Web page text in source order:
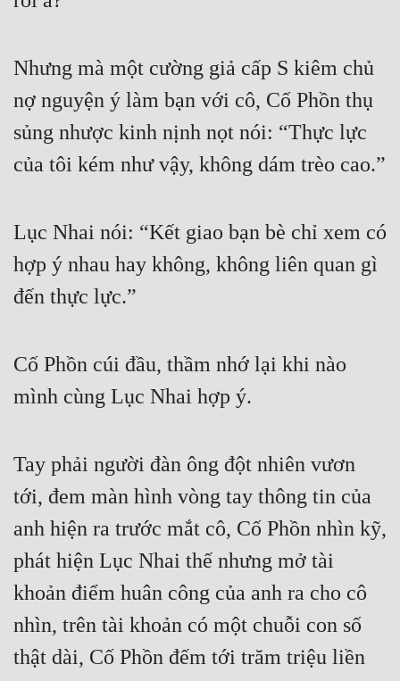
Vô Địch
Võng Du
Xuyên Không
Xuyên Thư
Điền Văn
Đô Thị
Đông Phương Huyền Huyễn
Đồng Nhân
Cẩu Đạo Trường Sinh
Ngự Thú
Truyện Nam
Truyện Nữ
Nhưng mà một cường giả cấp S kiêm chủ
nợ nguyện ý làm bạn với cô, Cố Phồn thụ
sủng nhược kinh nịnh nọt nói: “Thực lực
của tôi kém như vậy, không dám trèo cao.”
Lục Nhai nói: “Kết giao bạn bè chỉ xem có
hợp ý nhau hay không, không liên quan gì
đến thực lực.”
Cố Phồn cúi đầu, thầm nhớ lại khi nào
mình cùng Lục Nhai hợp ý.
Tay phải người đàn ông đột nhiên vươn
tới, đem màn hình vòng tay thông tin của
anh hiện ra trước mắt cô, Cố Phồn nhìn kỹ,
phát hiện Lục Nhai thế nhưng mở tài
khoản điểm huân công của anh ra cho cô
nhìn, trên tài khoản có một chuỗi con số
thật dài, Cố Phồn đếm tới trăm triệu liền